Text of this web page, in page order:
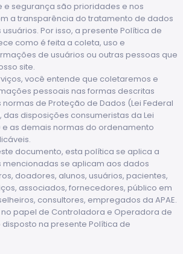
e segurança são prioridades e nos
a transparência do tratamento de dados
Por isso, a presente Política de
como é feita a coleta, uso e
de usuários ou outras pessoas que
site.
você entende que coletaremos e
pessoais nas formas descritas
normas de Proteção de Dados (Lei Federal
das disposições consumeristas da Lei
e as demais normas do ordenamento
documento, esta política se aplica a
mencionadas se aplicam aos dados
doadores, alunos, usuários, pacientes,
associados, fornecedores, público em
consultores, empregados da APAE.
no papel de Controladora e Operadora de
na presente Política de